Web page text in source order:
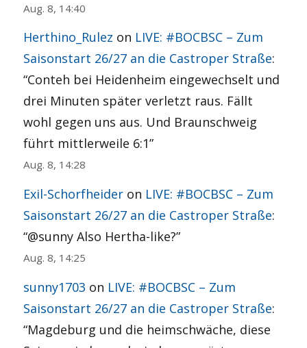
Aug. 8, 14:40
Herthino_Rulez on LIVE: #BOCBSC – Zum
Saisonstart 26/27 an die Castroper Straße:
“Conteh bei Heidenheim eingewechselt und
drei Minuten später verletzt raus. Fällt
wohl gegen uns aus. Und Braunschweig
führt mittlerweile 6:1”
Aug. 8, 14:28
Exil-Schorfheider on LIVE: #BOCBSC – Zum
Saisonstart 26/27 an die Castroper Straße:
“@sunny Also Hertha-like?”
Aug. 8, 14:25
sunny1703 on LIVE: #BOCBSC – Zum
Saisonstart 26/27 an die Castroper Straße:
“Magdeburg und die heimschwäche, diese